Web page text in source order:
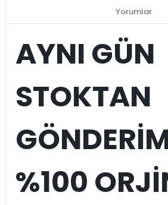
Yorumlar
AYNI GÜN
STOKTAN
%100